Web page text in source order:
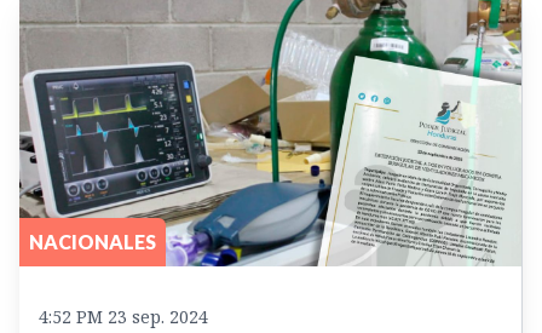
NACIONALES
4:52 PM 23 sep. 2024